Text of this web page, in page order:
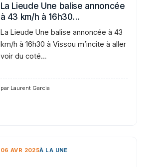
La Lieude Une balise annoncée
à 43 km/h à 16h30…
La Lieude Une balise annoncée à 43
km/h à 16h30 à Vissou m’incite à aller
voir du coté…
par Laurent Garcia
06 AVR 2025À LA UNE